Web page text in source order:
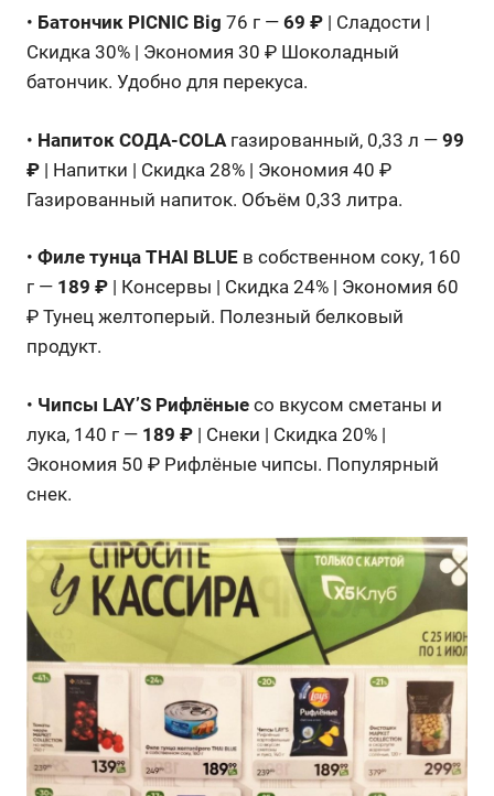
• Батончик PICNIC Big 76 г — 69 ₽ | Сладости |
Скидка 30% | Экономия 30 ₽ Шоколадный
батончик. Удобно для перекуса.
• Напиток СОДА-COLA газированный, 0,33 л — 99
₽ | Напитки | Скидка 28% | Экономия 40 ₽
Газированный напиток. Объём 0,33 литра.
• Филе тунца THAI BLUE в собственном соку, 160
г — 189 ₽ | Консервы | Скидка 24% | Экономия 60
₽ Тунец желтоперый. Полезный белковый
продукт.
• Чипсы LAY’S Рифлёные со вкусом сметаны и
лука, 140 г — 189 ₽ | Снеки | Скидка 20% |
Экономия 50 ₽ Рифлёные чипсы. Популярный
снек.